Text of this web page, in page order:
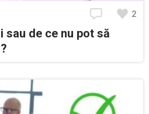
2
sau de ce nu pot să